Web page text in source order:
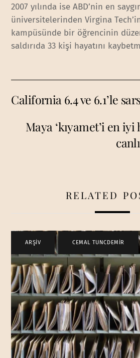
2007 yılında ise ABD’nin en
üniversitelerinden Virgina
kampüsünde bir öğrencinin
saldırıda 33 kişi hayatını
California 6.4 ve 6.1’le
Maya ‘kıyamet’i en
RELATED
ARŞİV CEMAL TUNCDEMİR